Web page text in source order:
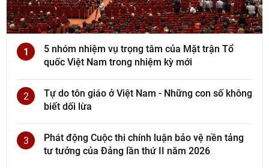
1
5 nhóm nhiệm vụ trọng tâm của Mặt trận Tổ
quốc Việt Nam trong nhiệm kỳ mới
2
Tự do tôn giáo ở Việt Nam - Những con số không
biết dối lừa
3
Phát động Cuộc thi chính luận bảo vệ nền tảng
tư tưởng của Đảng lần thứ II năm 2026